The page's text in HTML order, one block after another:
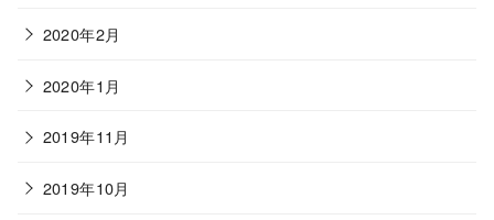
2020年2月
2020年1月
2019年11月
2019年10月